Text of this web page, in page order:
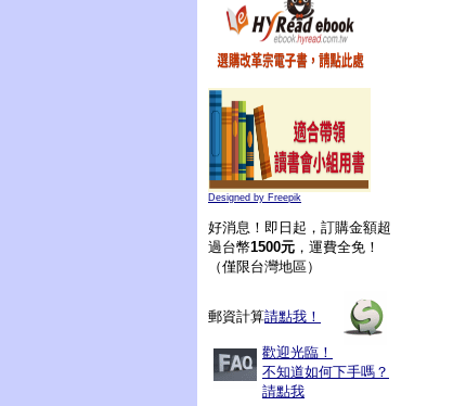
Designed by Freepik
好消息！即日起，訂購金額超
過台幣1500元 ，運費全免！
（僅限台灣地區）
郵資計算請點我！
歡迎光臨！
不知道如何下手嗎？
請點我